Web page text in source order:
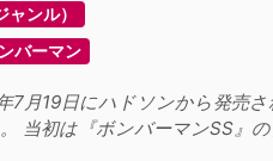
ンル）
バーマン
7月19日にハドソンから発売
当初は『ボンバーマンSS』